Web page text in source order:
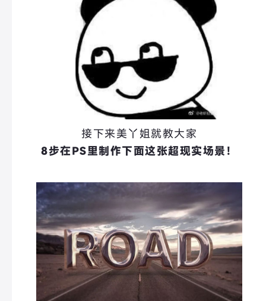
接下来美丫姐就教大家
8步在PS里制作下面这张超现实场景！